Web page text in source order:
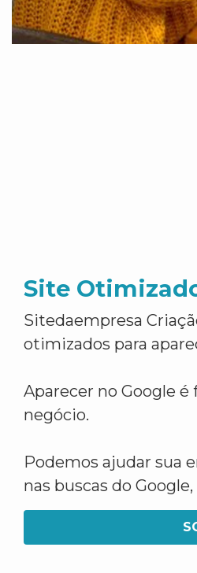
Site
Sitedaempresa
otimizados para
Aparecer no Google
negócio.
Podemos ajudar sua
nas buscas do